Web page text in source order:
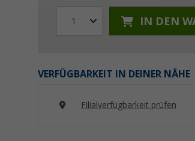
1 IN DEN
VERFÜGBARKEIT IN DEINER NÄHE
Filialverfügbarkeit prüfen